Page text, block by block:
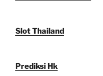
Slot Thailand
Prediksi Hk